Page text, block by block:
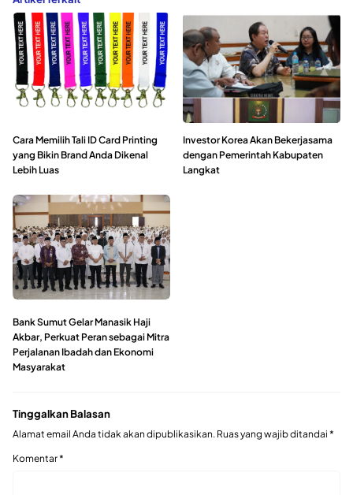
Cara Memilih Tali ID Card Printing
yang Bikin Brand Anda Dikenal
Lebih Luas
Investor Korea Akan Bekerjasama
dengan Pemerintah Kabupaten
Langkat
Bank Sumut Gelar Manasik Haji
Akbar, Perkuat Peran sebagai Mitra
Perjalanan Ibadah dan Ekonomi
Masyarakat
Tinggalkan Balasan
Alamat email Anda tidak akan dipublikasikan. Ruas yang wajib ditandai *
Komentar*